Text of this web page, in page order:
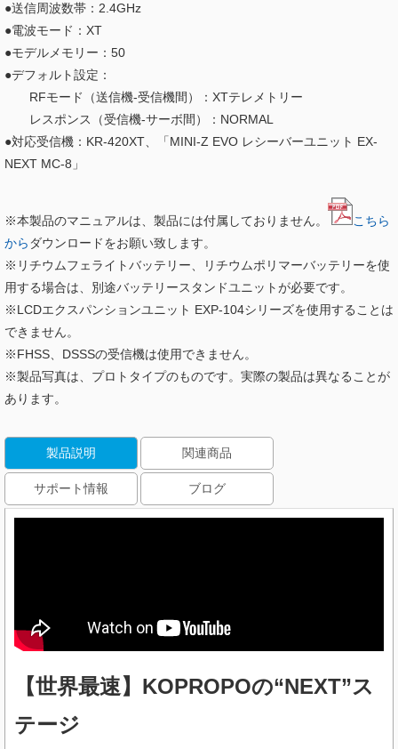
●送信周波数帯：2.4GHz
●電波モード：XT
●モデルメモリー：50
●デフォルト設定：
RFモード（送信機-受信機間）：XTテレメトリー
レスポンス（受信機-サーボ間）：NORMAL
●対応受信機：KR-420XT、「MINI-Z EVO レシーバーユニット EX-
NEXT MC-8」
※本製品のマニュアルは、製品には付属しておりません。
こちら
から ダウンロードをお願い致します。
※リチウムフェライトバッテリー、リチウムポリマーバッテリーを使
用する場合は、別途バッテリースタンドユニットが必要です。
※LCDエクスパンションユニット EXP-104シリーズを使用することは
できません。
※FHSS、DSSSの受信機は使用できません。
※製品写真は、プロトタイプのものです。実際の製品は異なることが
あります。
製品説明 関連商品
サポート情報 ブログ
【世界最速】KOPROPOの“NEXT”ス
テージ